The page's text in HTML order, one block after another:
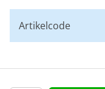
Artikelcode